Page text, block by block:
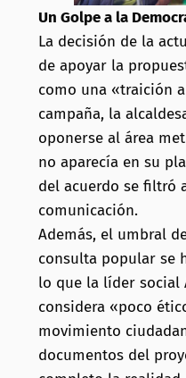
Un Golpe a la
La decisión de la
de apoyar la
como una «traición
campaña, la
oponerse al área
no aparecía en su
del acuerdo se filtró
comunicación.
Además, el umbral
consulta popular se
lo que la líder social
considera «poco
movimiento
documentos del